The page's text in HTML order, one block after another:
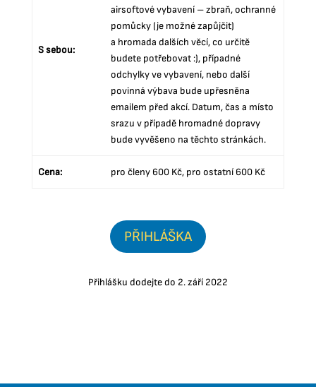
S sebou:
airsoftové vybavení – zbraň, ochranné
pomůcky (je možné zapůjčit)
a hromada dalších věcí, co určitě
budete potřebovat :), případné
odchylky ve vybavení, nebo další
povinná výbava bude upřesněna
emailem před akcí. Datum, čas a místo
srazu v případě hromadné dopravy
bude vyvěšeno na těchto stránkách.
Cena: pro členy 600 Kč, pro ostatní 600 Kč
PŘIHLÁŠKA
Přihlášku dodejte do 2. září 2022